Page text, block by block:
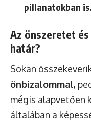
pillanatokban is.
Az önszeretet
határ?
Sokan
önbizalommal,
mégis alapvetően
általában a